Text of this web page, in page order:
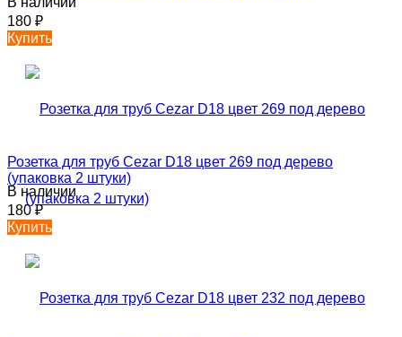
180 ₽
Купить
Розетка для труб Cezar D18 цвет 269 под дерево
(упаковка 2 штуки)
В наличии
180₽
Купить